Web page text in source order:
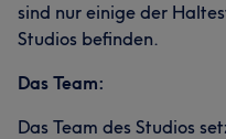
sind nur einige der
Studios befinden.
Das Team:
Das Team des Studios